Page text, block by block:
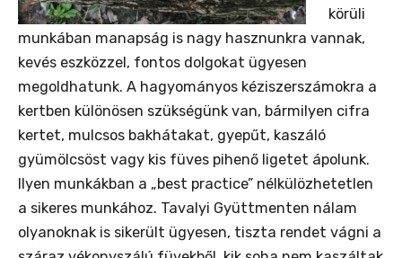
körüli
munkában manapság is nagy hasznunkra vannak,
kevés eszközzel, fontos dolgokat ügyesen
megoldhatunk. A hagyományos kéziszerszámokra a
kertben különösen szükségünk van, bármilyen cifra
kertet, mulcsos bakhátakat, gyepűt, kaszáló
gyümölcsöst vagy kis füves pihenő ligetet ápolunk.
Ilyen munkákban a „best practice” nélkülözhetetlen
a sikeres munkához. Tavalyi Gyüttmenten nálam
olyanoknak is sikerült ügyesen, tiszta rendet vágni a